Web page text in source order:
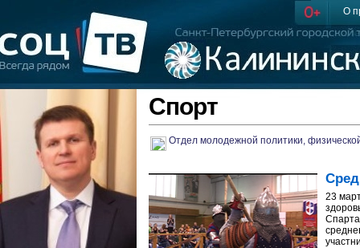
О
Спорт
Отдел молодежной политики,
23